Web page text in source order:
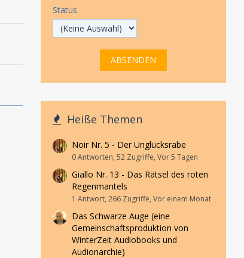
Status
Heiße Themen
Noir Nr. 5 - Der Unglücksrabe
0 Antworten, 52 Zugriffe, Vor 5 Tagen
Giallo Nr. 13 - Das Rätsel des roten
Regenmantels
1 Antwort, 266 Zugriffe, Vor einem Monat
Das Schwarze Auge (eine
Gemeinschaftsproduktion von
WinterZeit Audiobooks und
Audionarchie)